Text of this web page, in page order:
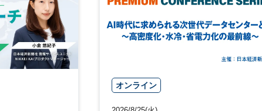
オンライン